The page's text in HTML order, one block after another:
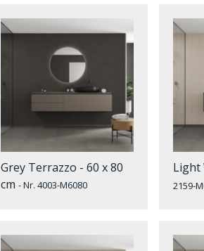
Grey Terrazzo - 60 x 80
cm - Nr. 4003-M6080
Light
2159-